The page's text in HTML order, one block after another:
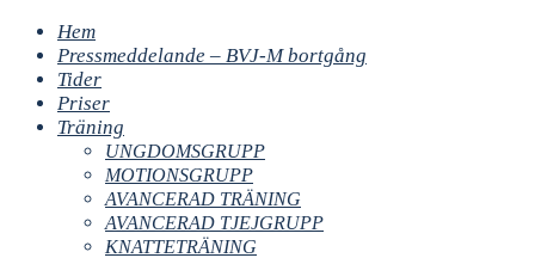
Hem
Pressmeddelande – BVJ-M bortgång
Tider
Priser
Träning
UNGDOMSGRUPP
MOTIONSGRUPP
AVANCERAD TRÄNING
AVANCERAD TJEJGRUPP
KNATTETRÄNING